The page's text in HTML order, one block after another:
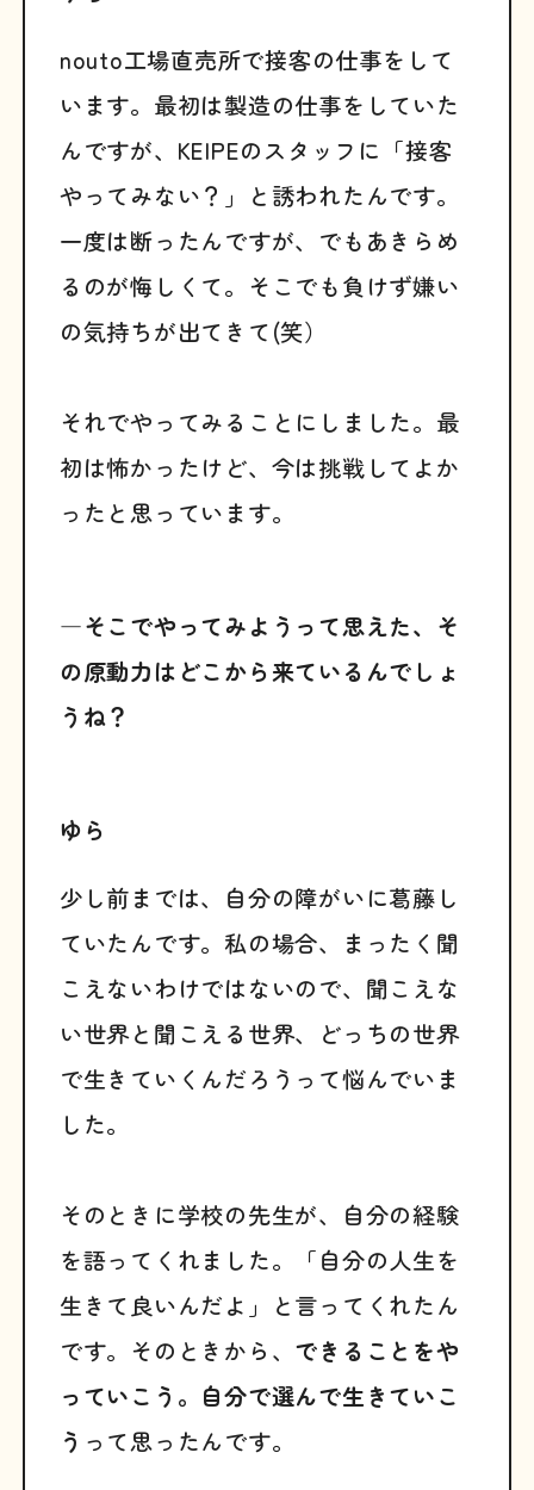
nouto工場直売所で接客の仕事をして
います。最初は製造の仕事をしていた
んですが、KEIPEのスタッフに「接客
やってみない？」と誘われたんです。
一度は断ったんですが、でもあきらめ
るのが悔しくて。そこでも負けず嫌い
の気持ちが出てきて(笑）
それでやってみることにしました。最
初は怖かったけど、今は挑戦してよか
ったと思っています。
―そこでやってみようって思えた、そ
の原動力はどこから来ているんでしょ
うね？
ゆら
少し前までは、自分の障がいに葛藤し
ていたんです。私の場合、まったく聞
こえないわけではないので、聞こえな
い世界と聞こえる世界、どっちの世界
で生きていくんだろうって悩んでいま
した。
そのときに学校の先生が、自分の経験
を語ってくれました。「自分の人生を
生きて良いんだよ」と言ってくれたん
です。そのときから、 できることをや
っていこう。自分で選んで生きていこ
う って思ったんです。